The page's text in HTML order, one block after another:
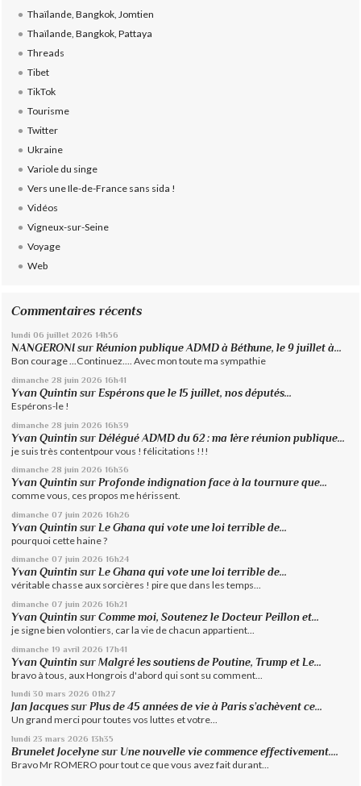
Thaïlande, Bangkok, Jomtien
Thaïlande, Bangkok, Pattaya
Threads
Tibet
TikTok
Tourisme
Twitter
Ukraine
Variole du singe
Vers une Ile-de-France sans sida !
Vidéos
Vigneux-sur-Seine
Voyage
Web
Commentaires récents
lundi 06 juillet 2026 14h56
NANGERONI surRéunion publique ADMD à Béthune, le 9 juillet à...
Bon courage ...Continuez.... Avec mon toute ma sympathie
dimanche 28 juin 2026 16h41
Yvan Quintin surEspérons que le 15 juillet, nos députés...
Espérons-le !
dimanche 28 juin 2026 16h39
Yvan Quintin surDélégué ADMD du 62 : ma 1ère réunion publique...
je suis très contentpour vous ! félicitations !!!
dimanche 28 juin 2026 16h36
Yvan Quintin surProfonde indignation face à la tournure que...
comme vous, ces propos me hérissent.
dimanche 07 juin 2026 16h26
Yvan Quintin sur Le Ghana qui vote une loi terrible de...
pourquoi cette haine ?
dimanche 07 juin 2026 16h24
Yvan Quintin surLe Ghana qui vote une loi terrible de...
véritable chasse aux sorcières ! pire que dans les temps...
dimanche 07 juin 2026 16h21
Yvan Quintin surComme moi, Soutenez le Docteur Peillon et...
je signe bien volontiers, car la vie de chacun appartient...
dimanche 19 avril 2026 17h41
Yvan Quintin surMalgré les soutiens de Poutine, Trump et Le...
bravo à tous, aux Hongrois d'abord qui sont su comment...
lundi 30 mars 2026 01h27
Jan Jacques surPlus de 45 années de vie à Paris s’achèvent ce...
Un grand merci pour toutes vos luttes et votre...
lundi 23 mars 2026 13h35
Brunelet Jocelyne sur Une nouvelle vie commence effectivement....
Bravo Mr ROMERO pour tout ce que vous avez fait durant...